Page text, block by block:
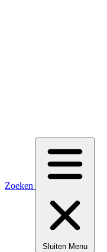
Zoeken
Sluiten Menu